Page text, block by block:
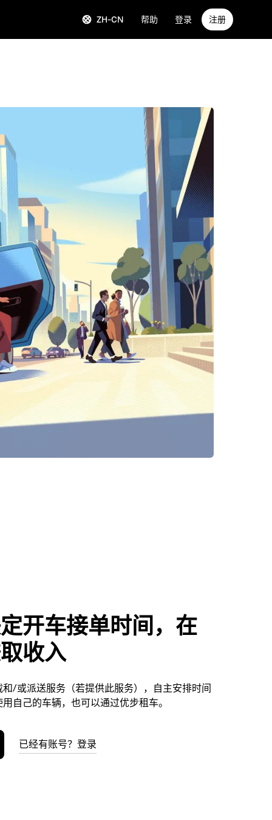
ZH-CN 帮助 登录 注册
开车接单时间，在
收入
/或派送服务（若提供此服务），自主安排时间
自己的车辆，也可以通过优步租车。
已经有账号？登录